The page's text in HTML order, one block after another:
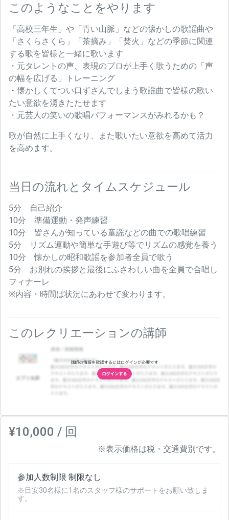
このようなことをやります
「高校三年生」や「青い山脈」などの懐かしの歌謡曲や
「さくらさくら」「茶摘み」「焚火」などの季節に関連
する歌を皆様と一緒に歌います
・元タレントの声、表現のプロが上手く歌うための「声
の幅を広げる」トレーニング
・懐かしくてつい口ずさんでしまう歌謡曲で皆様の歌い
たい意欲を湧きたたせます
・元芸人の笑いの歌唱パフォーマンスがみれるかも？
歌が自然に上手くなり、また歌いたい意欲を高めて活力
を高めます。
当日の流れとタイムスケジュール
5分 自己紹介
10分 準備運動・発声練習
10分 皆さんが知っている童謡などの曲での歌唱練習
5分 リズム運動や簡単な手遊び等でリズムの感覚を養う
10分 懐かしの昭和歌謡を参加者全員で歌う
5分 お別れの挨拶と最後にふさわしい曲を全員で合唱し
フィナーレ
※内容・時間は状況にあわせて変わります。
このレクリエーションの講師
¥10,000 / 回
※表示価格は税・交通費別です。
参加人数制限 制限なし
※目安30名様に1名のスタッフ様のサポートをお願い致しま
す。